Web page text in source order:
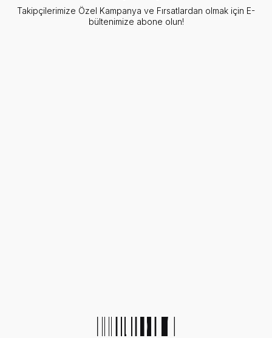
Takipçilerimize Özel Kampanya ve Fırsatlardan olmak için E-
bültenimize abone olun!